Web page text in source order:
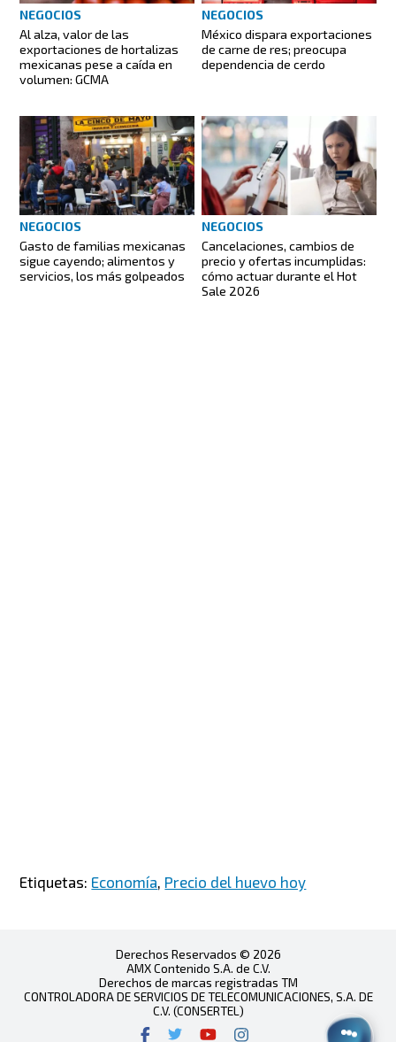
NEGOCIOS
Al alza, valor de las
exportaciones de hortalizas
mexicanas pese a caída en
volumen: GCMA
NEGOCIOS
México dispara exportaciones
de carne de res; preocupa
dependencia de cerdo
NEGOCIOS
Gasto de familias mexicanas
sigue cayendo; alimentos y
servicios, los más golpeados
NEGOCIOS
Cancelaciones, cambios de
precio y ofertas incumplidas:
cómo actuar durante el Hot
Sale 2026
Etiquetas: Economía Precio del huevo hoy
Derechos Reservados © 2026
AMX Contenido S.A. de C.V.
Derechos de marcas registradas TM
CONTROLADORA DE SERVICIOS DE TELECOMUNICACIONES, S.A. DE
C.V. (CONSERTEL)